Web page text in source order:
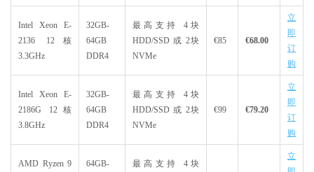
Intel Xeon E-
2136 12核
3.3GHz
32GB-
64GB
DDR4
最高支持 4块
HDD/SSD 或 2块
NVMe
€85 €68.00
立
即
订
购
Intel Xeon E-
2186G 12核
3.8GHz
32GB-
64GB
DDR4
最高支持 4块
HDD/SSD 或 2块
NVMe
€99 €79.20
立
即
订
购
AMD Ryzen 9
64GB-
最高支持 4块
立